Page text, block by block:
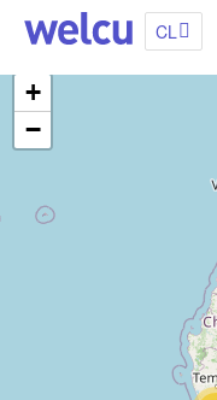
CL
+
−